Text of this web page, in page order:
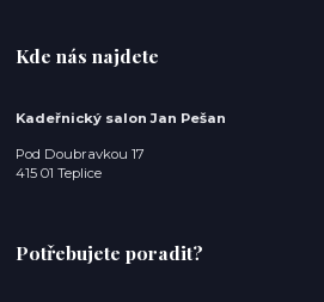
Kde nás najdete
Kadeřnický salon Jan Pešan
Pod Doubravkou 17
415 01 Teplice
Potřebujete poradit?